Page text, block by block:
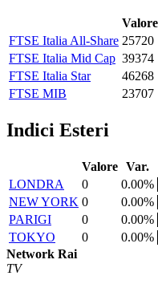
Valore
FTSE Italia All-Share 25720
FTSE Italia Mid Cap 39374
FTSE Italia Star
46268
FTSE MIB
23707
Indici Esteri
Valore Var.
LONDRA
0
0.00%
NEW YORK 0
0.00%
PARIGI
0
0.00%
TOKYO
0
0.00%
Network Rai
TV